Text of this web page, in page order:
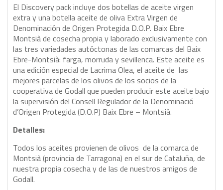
El Discovery pack incluye dos botellas de aceite virgen
extra y una botella aceite de oliva Extra Virgen de
Denominación de Origen Protegida D.O.P. Baix Ebre
Montsià de cosecha propia y laborado exclusivamente con
las tres variedades autóctonas de las comarcas del Baix
Ebre-Montsià: farga, morruda y sevillenca. Este aceite es
una edición especial de Lacrima Olea, el aceite de las
mejores parcelas de los olivos de los socios de la
cooperativa de Godall que pueden producir este aceite bajo
la supervisión del Consell Regulador de la Denominació
d’Origen Protegida (D.O.P) Baix Ebre – Montsià.
Detalles:
Todos los aceites provienen de olivos de la comarca de
Montsià (provincia de Tarragona) en el sur de Cataluña, de
nuestra propia cosecha y de las de nuestros amigos de
Godall.